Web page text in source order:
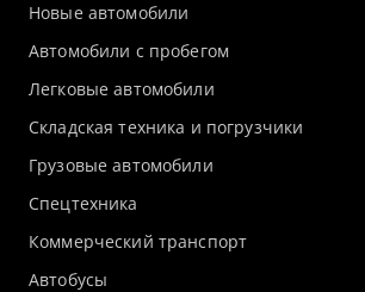
Новые автомобили
Автомобили с пробегом
Легковые автомобили
Складская техника и погрузчики
Грузовые автомобили
Спецтехника
Коммерческий транспорт
Автобусы